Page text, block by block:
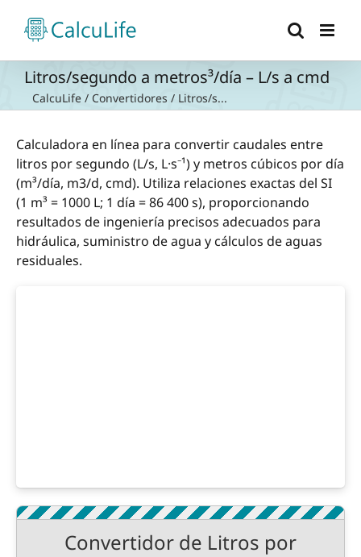
contenido
Litros/segundo a metros³/día – L/s a cmd
CalcuLife / Convertidores / Litros/s...
Calculadora en línea para convertir caudales entre
litros por segundo (L/s, L·s⁻¹) y metros cúbicos por día
(m³/día, m3/d, cmd). Utiliza relaciones exactas del SI
(1 m³ = 1000 L; 1 día = 86 400 s), proporcionando
resultados de ingeniería precisos adecuados para
hidráulica, suministro de agua y cálculos de aguas
residuales.
Convertidor de Litros por